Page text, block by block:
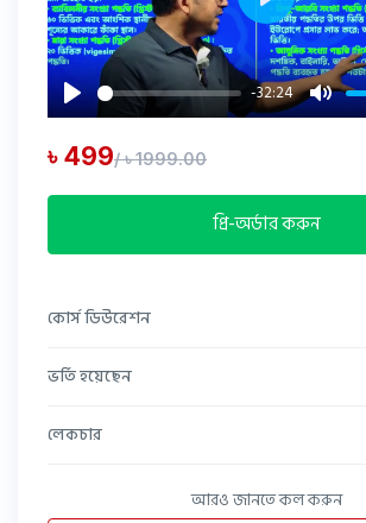
Play
-32:24
Mute
Play
৳ 499/ ৳ 1999.00
প্রি-অর্ডার করুন
কোর্স ডিউরেশন
ভর্তি হয়েছেন
লেকচার
আরও জানতে কল করুন